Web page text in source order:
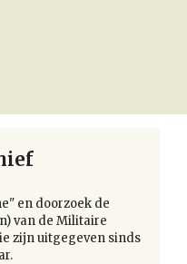
en doorzoek de
van de Militaire
zijn uitgegeven sinds